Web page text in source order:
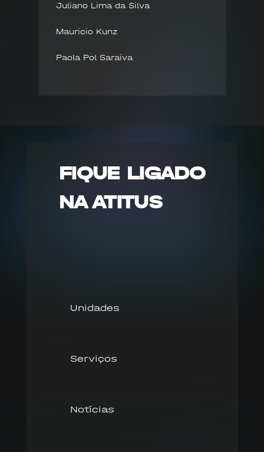
Juliano Lima da Silva
Mauricio Kunz
Paola Pol Saraiva
FIQUE LIGADO
NA ATITUS
Unidades
Serviços
Notícias